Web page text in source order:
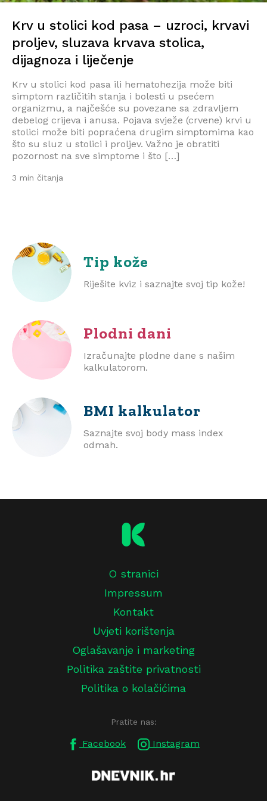
Krv u stolici kod pasa – uzroci, krvavi
proljev, sluzava krvava stolica,
dijagnoza i liječenje
Krv u stolici kod pasa ili hematohezija može biti
simptom različitih stanja i bolesti u psećem
organizmu, a najčešće su povezane sa zdravljem
debelog crijeva i anusa. Pojava svježe (crvene) krvi u
stolici može biti popraćena drugim simptomima kao
što su sluz u stolici i proljev. Važno je obratiti
pozornost na sve simptome i što […]
3 min čitanja
Tip kože
Riješite kviz i saznajte svoj tip kože!
Plodni dani
Izračunajte plodne dane s našim
kalkulatorom.
BMI kalkulator
Saznajte svoj body mass index
odmah.
O stranici
Impressum
Kontakt
Uvjeti korištenja
Oglašavanje i marketing
Politika zaštite privatnosti
Politika o kolačićima
Pratite nas:
Facebook Instagram